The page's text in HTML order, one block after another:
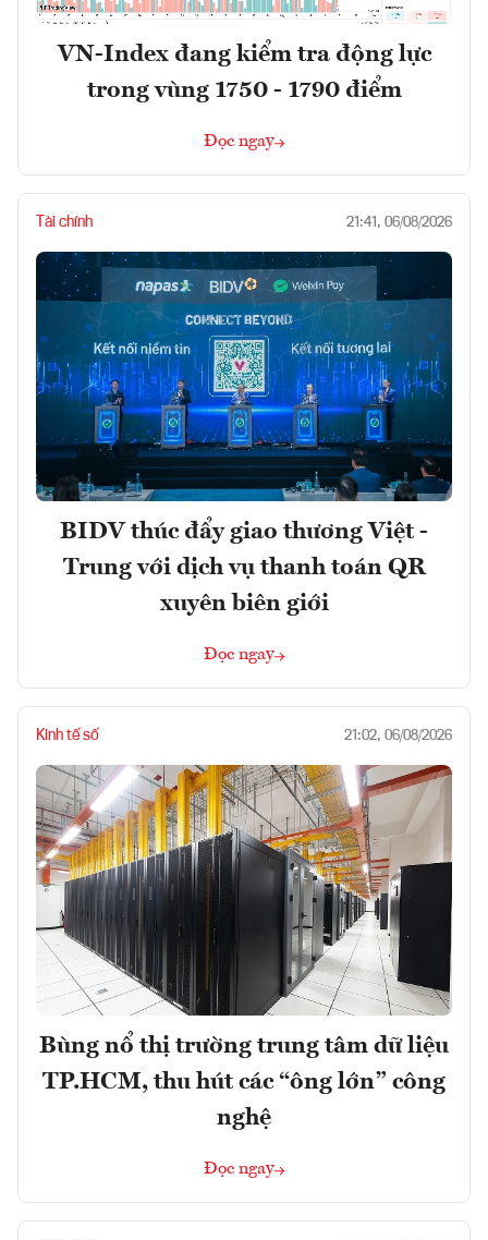
VN-Index đang kiểm tra động lực
trong vùng 1750 - 1790 điểm
Đọc ngay
Tài chính 21:41, 06/08/2026
BIDV thúc đẩy giao thương Việt -
Trung với dịch vụ thanh toán QR
xuyên biên giới
Đọc ngay
Kinh tế số 21:02, 06/08/2026
Bùng nổ thị trường trung tâm dữ liệu
TP.HCM, thu hút các “ông lớn” công
nghệ
Đọc ngay